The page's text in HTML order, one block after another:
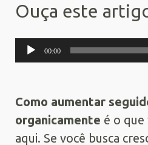
Ouça este
Tocador
de
00:00
Como aumentar
organicamente é o que
aqui. Se você busca